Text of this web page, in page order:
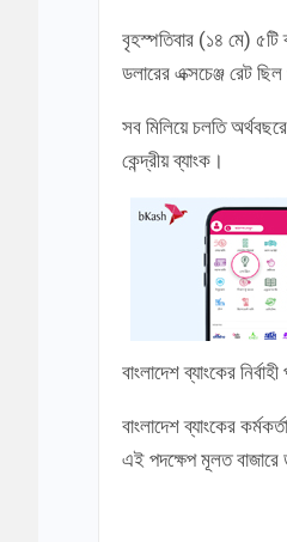
বৃহস্পতিবার (১৪ মে) ৫টি
ডলারের এক্সচেঞ্জ রেট
সব মিলিয়ে চলতি
কেন্দ্রীয় ব্যাংক।
বাংলাদেশ ব্যাংকের
বাংলাদেশ ব্যাংকের
এই পদক্ষেপ মূলত বাজারে